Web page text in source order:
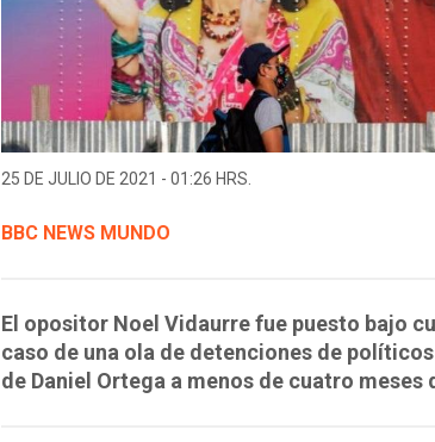
25 DE JULIO DE 2021 - 01:26 HRS.
BBC NEWS MUNDO
El opositor Noel Vidaurre fue puesto bajo
caso de una ola de detenciones de
de Daniel Ortega a menos de cuatro meses